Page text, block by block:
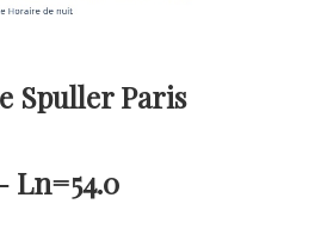
Spuller Paris
Ln=54.0